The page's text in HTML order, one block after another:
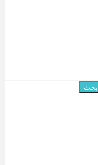
بحث